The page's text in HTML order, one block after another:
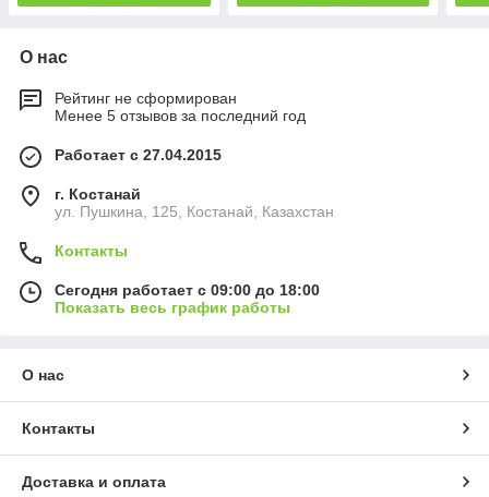
О нас
Рейтинг не сформирован
Менее 5 отзывов за последний год
Работает с 27.04.2015
г. Костанай
ул. Пушкина, 125, Костанай, Казахстан
Контакты
Сегодня работает с 09:00 до 18:00
Показать весь график работы
О нас
Контакты
Доставка и оплата